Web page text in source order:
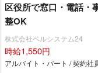
区役所で窓口・電話・
整OK
株式会社ベルシステム24
時給1,550円
アルバイト・パート / 契約社